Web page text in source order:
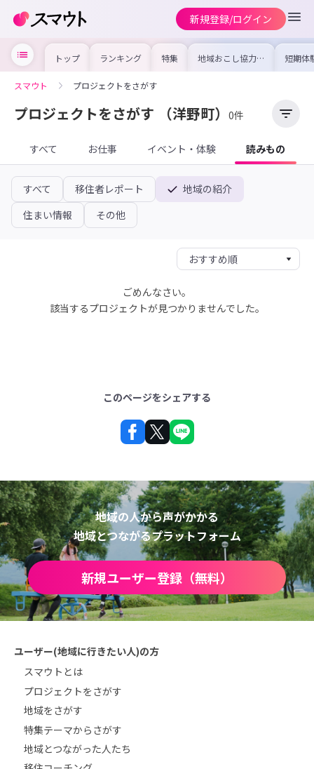
新規登録/ログイン
トップ ランキング 特集 地域おこし協力隊
の求人やイベント
を集めました！仕
けよう
短期体
り〜数
域を知
スマウト プロジェクトをさがす
プロジェクトをさがす （洋野町） 0件
すべて お仕事 イベント・体験 読みもの
すべて 移住者レポート
地域の紹介
住まい情報
その他
ごめんなさい。
該当するプロジェクトが見つかりませんでした。
このページをシェアする
地域の人から声がかかる
地域とつながるプラットフォーム
新規ユーザー登録（無料）
ユーザー(地域に行きたい人)の方
スマウトとは
プロジェクトをさがす
地域をさがす
特集テーマからさがす
地域とつながった人たち